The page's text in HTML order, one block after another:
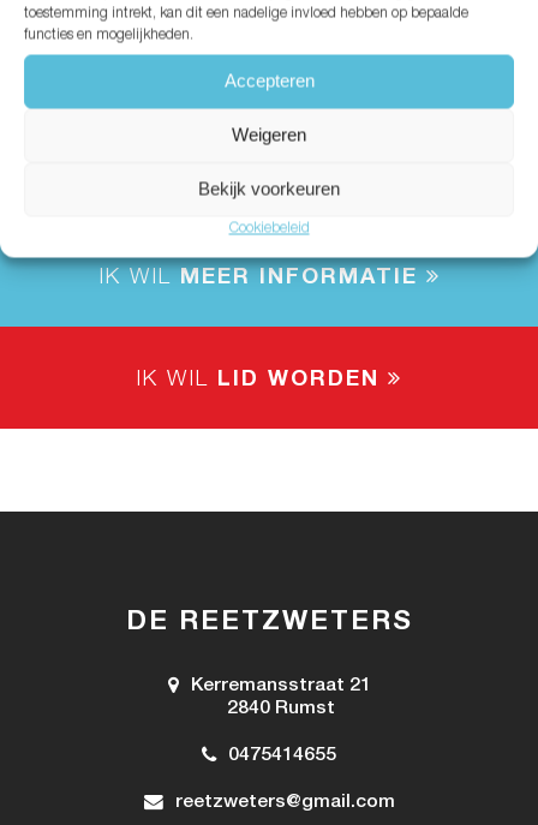
toestemming intrekt, kan dit een nadelige invloed hebben op bepaalde
functies en mogelijkheden.
Accepteren
Weigeren
Bekijk voorkeuren
Cookiebeleid
Wachtwoord vergeten?
IK WIL MEER INFORMATIE
IK WIL LID WORDEN
DE REETZWETERS
Kerremansstraat 21
2840 Rumst
0475414655
reetzweters@gmail.com